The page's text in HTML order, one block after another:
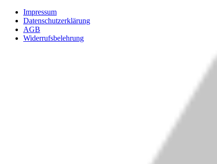
Impressum
Datenschutzerklärung
AGB
Widerrufsbelehrung